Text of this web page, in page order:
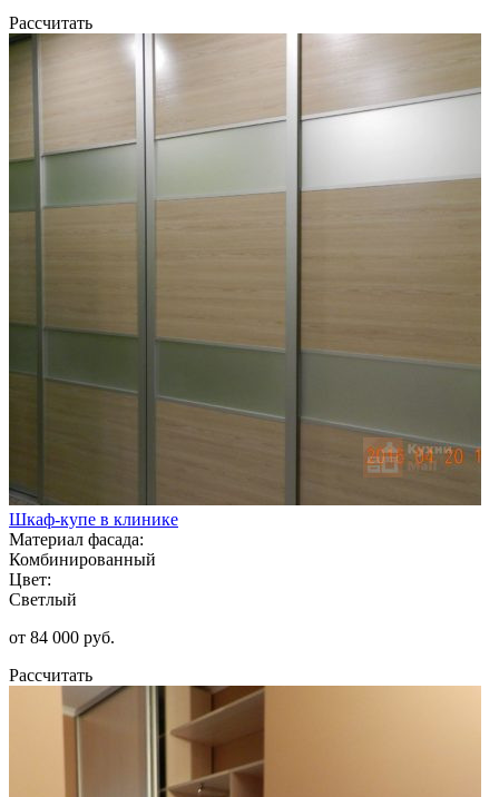
Рассчитать
Шкаф-купе в клинике
Материал фасада:
Комбинированный
Цвет:
Светлый
от 84 000 руб.
Рассчитать